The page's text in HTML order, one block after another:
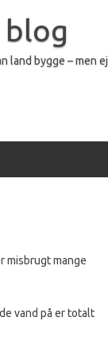
blog
land bygge – men ej
misbrugt mange
vand på er totalt